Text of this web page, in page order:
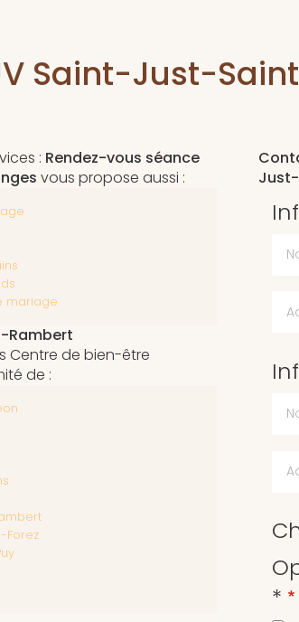
Saint-Just-
: Rendez-vous séance
vous propose aussi :
mariage
Rambert
Centre de bien-être
de :
Forez
*